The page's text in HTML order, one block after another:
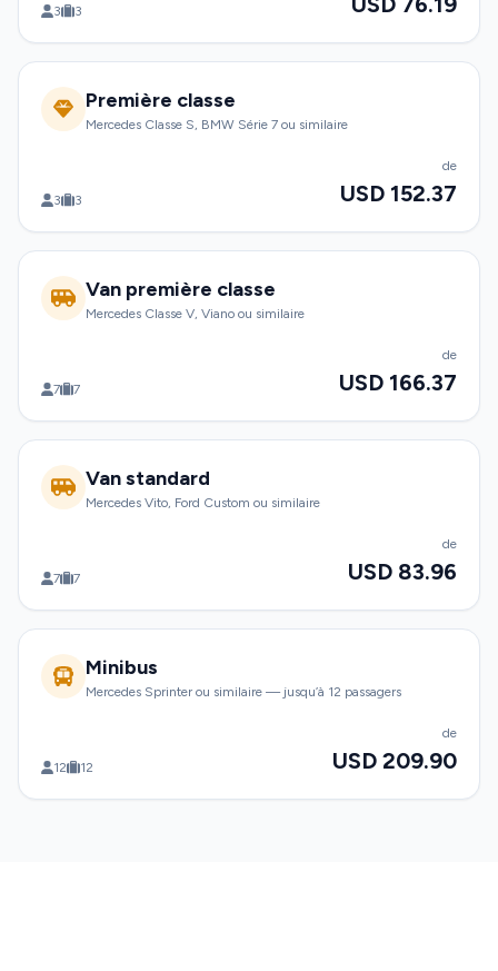
3 3
Première classe
Mercedes Classe S, BMW Série 7 ou similaire
3 3
de
USD 152.37
Van première classe
Mercedes Classe V, Viano ou similaire
7 7
de
USD 166.37
Van standard
Mercedes Vito, Ford Custom ou similaire
7 7
de
USD 83.96
Minibus
Mercedes Sprinter ou similaire — jusqu’à 12 passagers
12 12
de
USD 209.90